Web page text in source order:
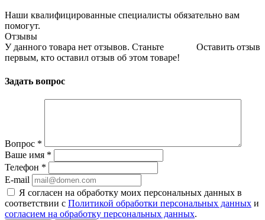
Наши квалифицированные специалисты обязательно вам
помогут.
Отзывы
Оставить отзыв
У данного товара нет отзывов. Станьте
первым, кто оставил отзыв об этом товаре!
Задать вопрос
Вопрос *
Ваше имя *
Телефон *
E-mail
Я согласен на обработку моих персональных данных в
соответствии с Политикой обработки персональных данных и
согласием на обработку персональных данных.